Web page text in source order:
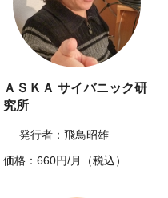
ＡＳＫＡ サイバニック研
究所
発行者：飛鳥昭雄
価格：660円/月（税込）